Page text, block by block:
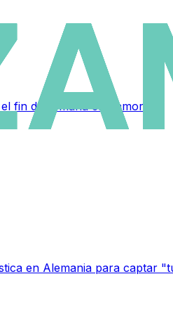
fin de semana en Zamora
en Alemania para captar